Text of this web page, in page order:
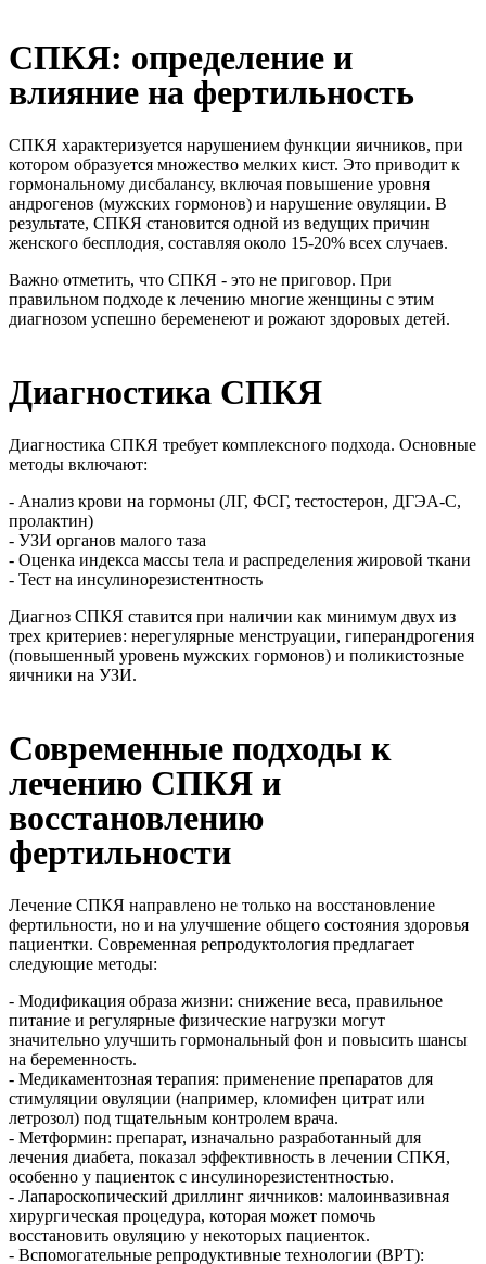
СПКЯ: определение и
влияние на фертильность
СПКЯ характеризуется нарушением функции яичников, при
котором образуется множество мелких кист. Это приводит к
гормональному дисбалансу, включая повышение уровня
андрогенов (мужских гормонов) и нарушение овуляции. В
результате, СПКЯ становится одной из ведущих причин
женского бесплодия, составляя около 15-20% всех случаев.
Важно отметить, что СПКЯ - это не приговор. При
правильном подходе к лечению многие женщины с этим
диагнозом успешно беременеют и рожают здоровых детей.
Диагностика СПКЯ
Диагностика СПКЯ требует комплексного подхода. Основные
методы включают:
- Анализ крови на гормоны (ЛГ, ФСГ, тестостерон, ДГЭА-С,
пролактин)
- УЗИ органов малого таза
- Оценка индекса массы тела и распределения жировой ткани
- Тест на инсулинорезистентность
Диагноз СПКЯ ставится при наличии как минимум двух из
трех критериев: нерегулярные менструации, гиперандрогения
(повышенный уровень мужских гормонов) и поликистозные
яичники на УЗИ.
Современные подходы к
лечению СПКЯ и
восстановлению
фертильности
Лечение СПКЯ направлено не только на восстановление
фертильности, но и на улучшение общего состояния здоровья
пациентки. Современная репродуктология предлагает
следующие методы:
- Модификация образа жизни: снижение веса, правильное
питание и регулярные физические нагрузки могут
значительно улучшить гормональный фон и повысить шансы
на беременность.
- Медикаментозная терапия: применение препаратов для
стимуляции овуляции (например, кломифен цитрат или
летрозол) под тщательным контролем врача.
- Метформин: препарат, изначально разработанный для
лечения диабета, показал эффективность в лечении СПКЯ,
особенно у пациенток с инсулинорезистентностью.
- Лапароскопический дриллинг яичников: малоинвазивная
хирургическая процедура, которая может помочь
восстановить овуляцию у некоторых пациенток.
- Вспомогательные репродуктивные технологии (ВРТ):